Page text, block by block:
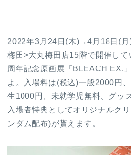
2022年3月24日(木)→4月18日(月
梅田>大丸梅田店15階で開催し
周年記念原画展「BLEACH EX.
よ。入場料は(税込)一般2000円
生1000円、未就学児無料、グッ
入場者特典としてオリジナルク
ンダム配布)が貰えます。